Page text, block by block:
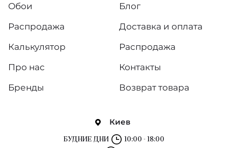
Киев
БУДНИЕ ДНИ
10:00 - 18:00
Обои
Распродажа
Калькулятор
Про нас
Бренды
Блог
Доставка и оплата
Распродажа
Контакты
Возврат товара